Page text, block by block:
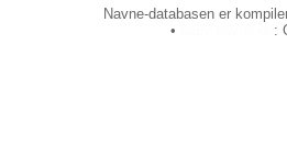
Navne-databasen er
•
: